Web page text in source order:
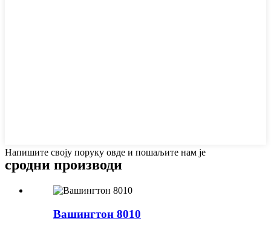
Напишите своју поруку овде и пошаљите нам је
сродни производи
Вашингтон 8010